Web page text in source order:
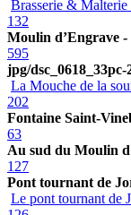
Brasserie &
132
Moulin d’Engrave
595
jpg/dsc_0618_33pc-
La Mouche de la
202
Fontaine Saint-
63
Au sud du Moulin
127
Pont tournant de
Le pont tournant de